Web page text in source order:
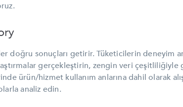
doğru sonuçları getirir. Tüketicilerin deneyim
gerçekleştirin, zengin veri çeşitliliğiyle
ürün/hizmet kullanım anlarına dahil olarak
analiz edin.